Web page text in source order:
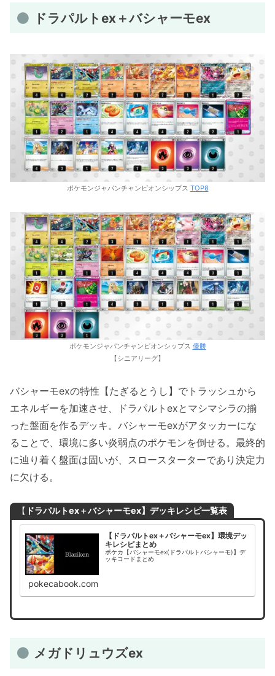
ドラパルトex＋バシャーモex
ポケモンジャパンチャンピオンシップス TOP8
ポケモンジャパンチャンピオンシップス 優勝
【シニアリーグ】
バシャーモexの特性【たぎるとうし】でトラッシュから
エネルギーを加速させ、ドラパルトexとマシマシラの揃
った盤面を作るデッキ。バシャーモexがアタッカーにな
ることで、環境に多い炎弱点のポケモンを倒せる。最終的
に辿り着く盤面は固いが、スロースターターであり決定力
に欠ける。
【 ドラパルトex＋バシャーモex】デッキレシピ一覧表
【ドラパルトex＋バシャーモex】環境デッ
キレシピまとめ
ポケカ【バシャーモex(ドラパルトバシャーモ)】デ
ッキコードまとめ
pokecabook.com
メガドリュウズex